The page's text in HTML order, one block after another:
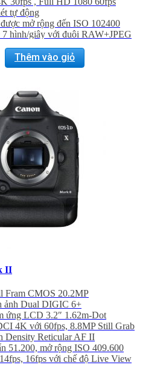
tự động
mở rộng đến ISO 102400
7 hình/giây với đuôi RAW+JPEG
and S-RAW
bằng Magie, 2 khe thẻ SD/C
10%
16Gb + Túi Canon
Thêm vào giỏ
II
Fram CMOS 20.2MP
ảnh Dual DIGIC 6+
ứng LCD 3.2″ 1.62m-Dot
4K với 60fps, 8.8MP Still Grab
Density Reticular AF II
51.200, mở rộng ISO 409.600
16fps với chế độ Live View